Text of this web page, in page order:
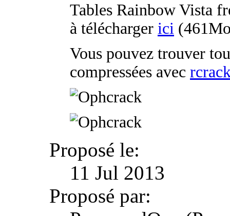
Tables Rainbow Vista
à télécharger ici
Vous pouvez trouver
compressées avec
Proposé le:
11 Jul 2013
Proposé par: